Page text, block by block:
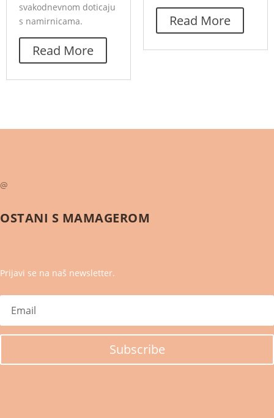
svakodnevnom doticaju
s namirnicama.
Read More
Read More
@
OSTANI S MAMAGEROM
Prijavi se na naš newsletter.
Subscribe